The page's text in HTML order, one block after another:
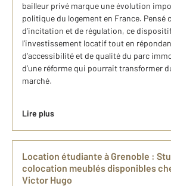
bailleur privé marque une évolution
politique du logement en France. Pensé
d’incitation et de régulation, ce
l’investissement locatif tout en
d’accessibilité et de qualité du parc
d’une réforme qui pourrait transformer
marché.
Lire plus
Location étudiante à Grenoble :
colocation meublés disponibles
Victor Hugo